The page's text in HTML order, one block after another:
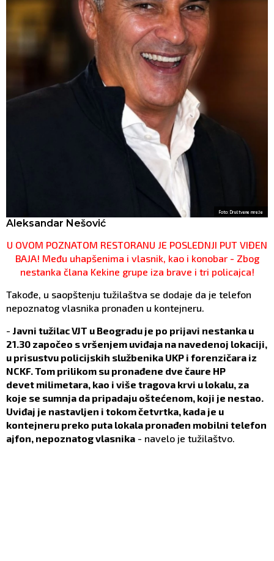
Foto: Društvene mreže
Aleksandar Nešović
U OVOM POZNATOM RESTORANU JE POSLEDNJI PUT VIĐEN
BAJA! Među uhapšenima i vlasnik, kao i konobar - Zbog
nestanka člana Kekine grupe iza brave i tri policajca!
Takođe, u saopštenju tužilaštva se dodaje da je telefon
nepoznatog vlasnika pronađen u kontejneru.
- Javni tužilac VJT u Beogradu je po prijavi nestanka u
21.30 započeo s vršenjem uviđaja na navedenoj lokaciji,
u prisustvu policijskih službenika UKP i forenzičara iz
NCKF. Tom prilikom su pronađene dve čaure HP
devet milimetara, kao i više tragova krvi u lokalu, za
koje se sumnja da pripadaju oštećenom, koji je nestao.
Uviđaj je nastavljen i tokom četvrtka, kada je u
kontejneru preko puta lokala pronađen mobilni telefon
ajfon, nepoznatog vlasnika - navelo je tužilaštvo.